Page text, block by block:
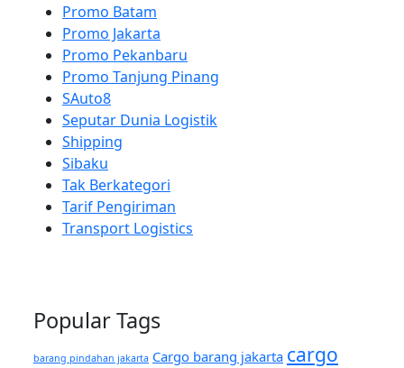
Promo Batam
Promo Jakarta
Promo Pekanbaru
Promo Tanjung Pinang
SAuto8
Seputar Dunia Logistik
Shipping
Sibaku
Tak Berkategori
Tarif Pengiriman
Transport Logistics
Popular Tags
barang pindahan jakarta Cargo barang jakarta cargo